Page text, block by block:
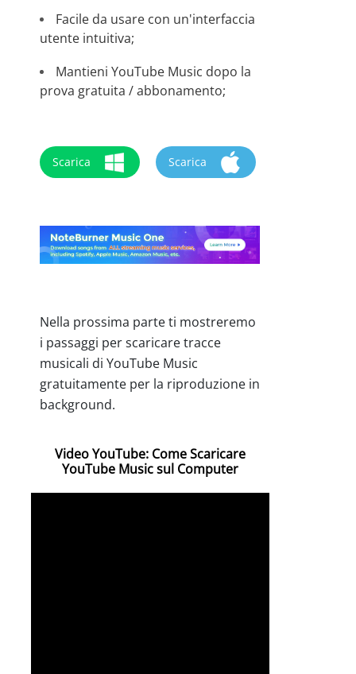
Facile da usare con un'interfaccia
utente intuitiva;
Mantieni YouTube Music dopo la
prova gratuita / abbonamento;
Scarica Scarica
Nella prossima parte ti mostreremo
i passaggi per scaricare tracce
musicali di YouTube Music
gratuitamente per la riproduzione in
background.
Video YouTube: Come Scaricare
YouTube Music sul Computer